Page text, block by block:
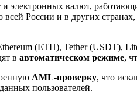
электронных валют,
России и в других
(ETH), Tether (USDT),
в автоматическом режиме,
AML-проверку, что
пользователей.